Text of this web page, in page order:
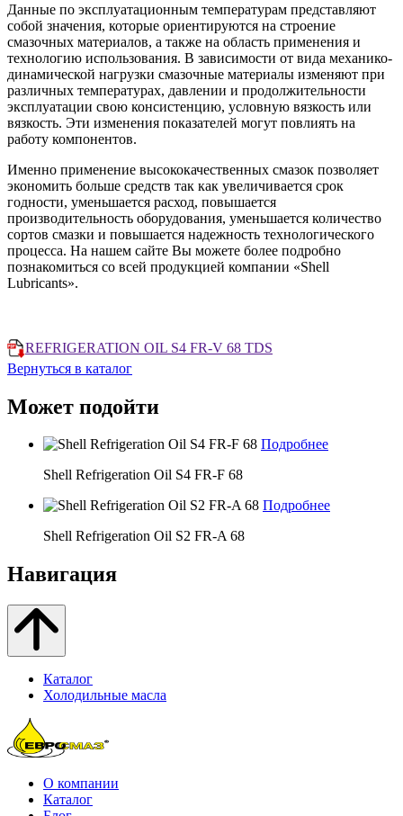
Данные по эксплуатационным температурам представляют
собой значения, которые ориентируются на строение
смазочных материалов, а также на область применения и
технологию использования. В зависимости от вида механико-
динамической нагрузки смазочные материалы изменяют при
различных температурах, давлении и продолжительности
эксплуатации свою консистенцию, условную вязкость или
вязкость. Эти изменения показателей могут повлиять на
работу компонентов.
Именно применение высококачественных смазок позволяет
экономить больше средств так как увеличивается срок
годности, уменьшается расход, повышается
производительность оборудования, уменьшается количество
сортов смазки и повышается надежность технологического
процесса. На нашем сайте Вы можете более подробно
познакомиться со всей продукцией компании «Shell
Lubricants».
REFRIGERATION OIL S4 FR-V 68 TDS
Вернуться в каталог
Может подойти
Подробнее
Shell Refrigeration Oil S4 FR-F 68
Подробнее
Shell Refrigeration Oil S2 FR-A 68
Навигация
Каталог
Холодильные масла
О компании
Каталог